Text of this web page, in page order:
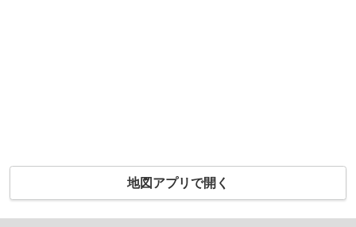
地図アプリで開く